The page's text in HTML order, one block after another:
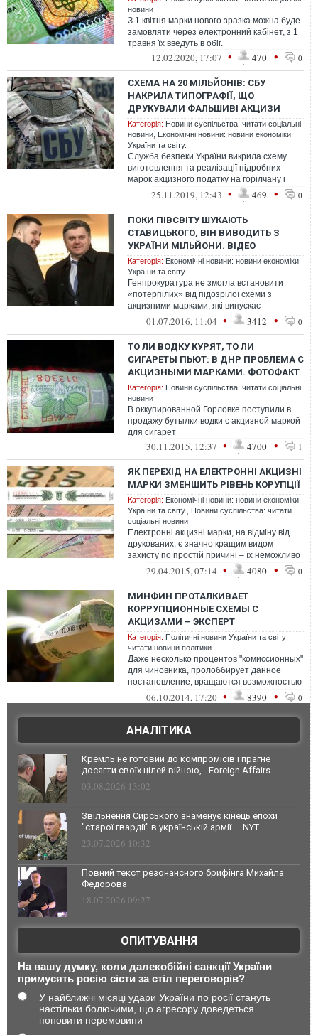
новини
З 1 квітня марки нового зразка можна буде
замовляти через електронний кабінет, з 1
травня їх введуть в обіг.
12.02.2020, 17:07 • 470 • 0
СХЕМА НА 20 МІЛЬЙОНІВ: СБУ
НАКРИЛА ТИПОГРАФІЇ, ЩО
ДРУКУВАЛИ ФАЛЬШИВІ АКЦИЗИ
Категорія: Новини суспільства: читати соціальні
новини Економічні новини: новини економіки
України та світу.
Служба безпеки України викрила схему
виготовлення та реалізації підробних
марок акцизного податку на горілчану і
тютюнову продукцію. За час функціонув...
25.11.2019, 12:43 • 469 • 0
ПОКИ ПІВСВІТУ ШУКАЮТЬ
СТАВИЦЬКОГО, ВІН ВИВОДИТЬ З
УКРАЇНИ МІЛЬЙОНИ. ВІДЕО
Категорія: Економічні новини: новини економіки
України та світу.
Генпрокуратура не змогла встановити
«потерпілих» від підозрілої схеми з
акцизними марками, які випускає
«Поліграфкомбінат «Україна», і за
01.07.2016, 11:04 • 3412 • 0
ТО ЛИ ВОДКУ КУРЯТ, ТО ЛИ
СИГАРЕТЫ ПЬЮТ: В ДНР ПРОБЛЕМА С
АКЦИЗНЫМИ МАРКАМИ. ФОТОФАКТ
Категорія: Новини суспільства: читати соціальні
новини
В оккупированной Горловке поступили в
продажу бутылки водки с акцизной маркой
для сигарет
30.11.2015, 12:37 • 4700 • 1
ЯК ПЕРЕХІД НА ЕЛЕКТРОННІ АКЦИЗНІ
МАРКИ ЗМЕНШИТЬ РІВЕНЬ КОРУПЦІЇ
Категорія: Економічні новини: новини економіки
України та світу.
Новини суспільства: читати
соціальні новини
Електронні акцизні марки, на відміну від
друкованих, є значно кращим видом
захисту по простій причині – їх неможливо
підробити
29.04.2015, 07:14 • 4080 • 0
МИНФИН ПРОТАЛКИВАЕТ
КОРРУПЦИОННЫЕ СХЕМЫ С
АКЦИЗАМИ – ЭКСПЕРТ
Категорія: Політичні новини України та світу:
читати новини політики
Даже несколько процентов "комиссионных"
для чиновника, пролоббирует данное
постановление, вращаются возможностью
обогащения на несколько поколений впе...
06.10.2014, 17:20 • 8390 • 0
АНАЛІТИКА
Кремль не готовий до компромісів і прагне
досягти своїх цілей війною, - Foreign Affairs
03.08.2026 13:02
Звільнення Сирського знаменує кінець епохи
"старої гвардії" в українській армії — NYT
23.07.2026 10:32
Повний текст резонансного брифінга Михайла
Федорова
18.07.2026 09:27
ОПИТУВАННЯ
На вашу думку, коли далекобійні санкції України
примусять росію сісти за стіл переговорів?
У найближчі місяці удари України по росії стануть
настільки болючими, що агресору доведеться
поновити перемовини